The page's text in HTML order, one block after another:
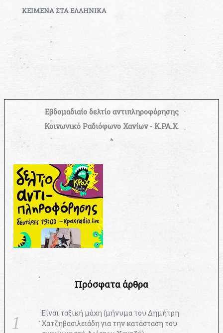
KEIMENA ΣΤΑ ΕΛΛΗΝΙΚΑ
Εβδομαδιαίο δελτίο αντιπληροφόρησης
Κοινωνικό Ραδιόφωνο Χανίων - Κ.ΡΑ.Χ.
*
Πρόσφατα άρθρα
Είναι ταξική μάχη (μήνυμα του Δημήτρη
Χατζηβασιλειάδη για την κατάσταση του